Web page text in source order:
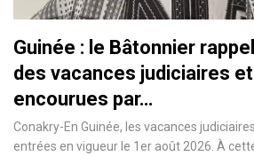
Guinée : le Bâtonnier
des vacances judiciaires
encourues par…
Conakry-En Guinée, les vacances
entrées en vigueur le 1er août 2026. À